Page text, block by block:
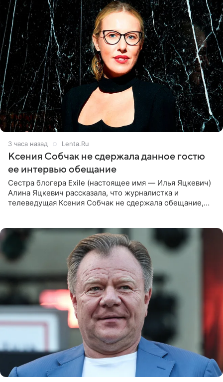
3 часа назад Lenta.Ru
Ксения Собчак не сдержала данное гостю
ее интервью обещание
Сестра блогера Exile (настоящее имя — Илья Яцкевич)
Алина Яцкевич рассказала, что журналистка и
телеведущая Ксения Собчак не сдержала обещание,